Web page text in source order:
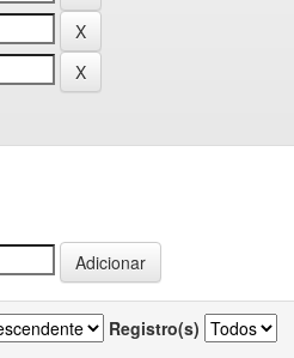
Registro(s)